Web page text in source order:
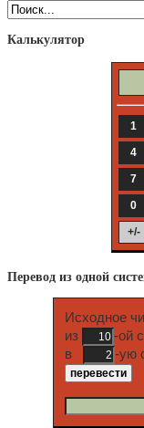
Калькулятор
Перевод из одной
Исходное
из
-ой
в
-ую